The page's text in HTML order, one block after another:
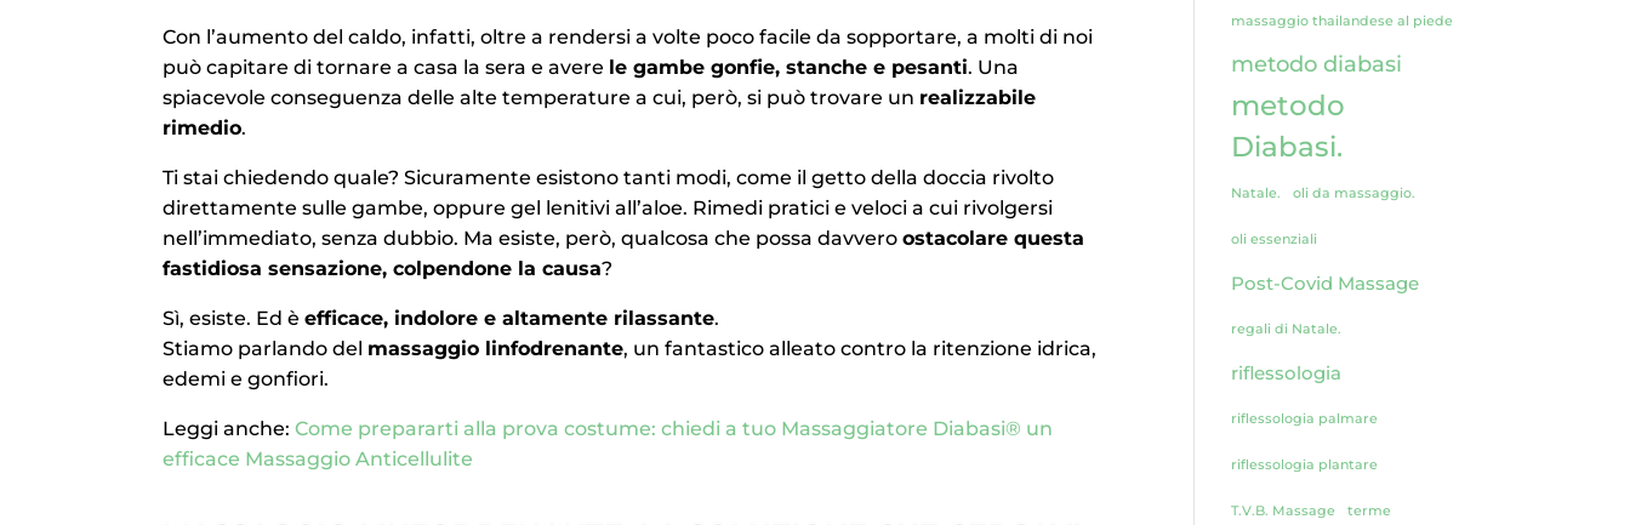
Con l’aumento del caldo, infatti, oltre a rendersi a volte poco facile da sopportare, a molti di noi
può capitare di tornare a casa la sera e avere le gambe gonfie, stanche e pesanti. Una
spiacevole conseguenza delle alte temperature a cui, però, si può trovare un realizzabile
rimedio.
Ti stai chiedendo quale? Sicuramente esistono tanti modi, come il getto della doccia rivolto
direttamente sulle gambe, oppure gel lenitivi all’aloe. Rimedi pratici e veloci a cui rivolgersi
nell’immediato, senza dubbio. Ma esiste, però, qualcosa che possa davveroostacolare questa
fastidiosa sensazione, colpendone la causa?
Sì, esiste. Ed èefficace, indolore e altamente rilassante.
Stiamo parlando del massaggio linfodrenante, un fantastico alleato contro la ritenzione idrica,
edemi e gonfiori.
Leggi anche:Come prepararti alla prova costume: chiedi a tuo Massaggiatore Diabasi® un
efficace Massaggio Anticellulite
massaggio thailandese al piede
metodo diabasi
metodo
Diabasi.
Natale. oli da massaggio.
oli essenziali
Post-Covid Massage
regali di Natale.
riflessologia
riflessologia palmare
riflessologia plantare
T.V.B. Massage terme